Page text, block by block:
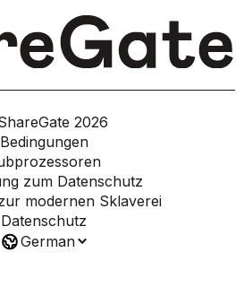
2026
Bedingungen
zum Datenschutz
modernen Sklaverei
Datenschutz
German